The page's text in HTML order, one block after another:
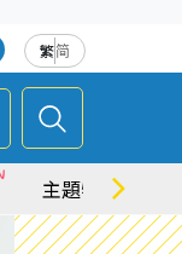
繁简
主題特集